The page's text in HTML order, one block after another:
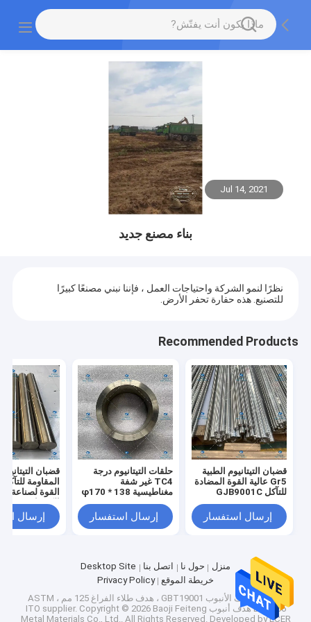
Jul 14, 2021
بناء مصنع جديد
نظرًا لنمو الشركة واحتياجات العمل ، فإننا نبني مصنعًا كبيرًا
للتصنيع. هذه حفارة تحفر الأرض.
Recommended Products
قضبان التيتانيوم الطبية
Gr5 عالية القوة المضادة
للتآكل GJB9001C
إرسال استفسار
حلقات التيتانيوم درجة
TC4 غير شفة
مغناطيسية φ170 * 138
* 70
إرسال استفسار
المقاومة للتآكل
القوة لصناعة
الكهربائي
إرسال
منزل حول نا اتصل بنا
Desktop Site
خريطة الموقع
Privacy Policy
الصين أهداف الأنبوب GBT19001 ، هدف طلاء الفراغ 125 مم ، ASTM
B861-06 هدف أنبوب ITO supplier.
Copyright © 2026 Baoji Feiteng
Metal Materials Co., Ltd.. All Rights Reserved. Developed byECER